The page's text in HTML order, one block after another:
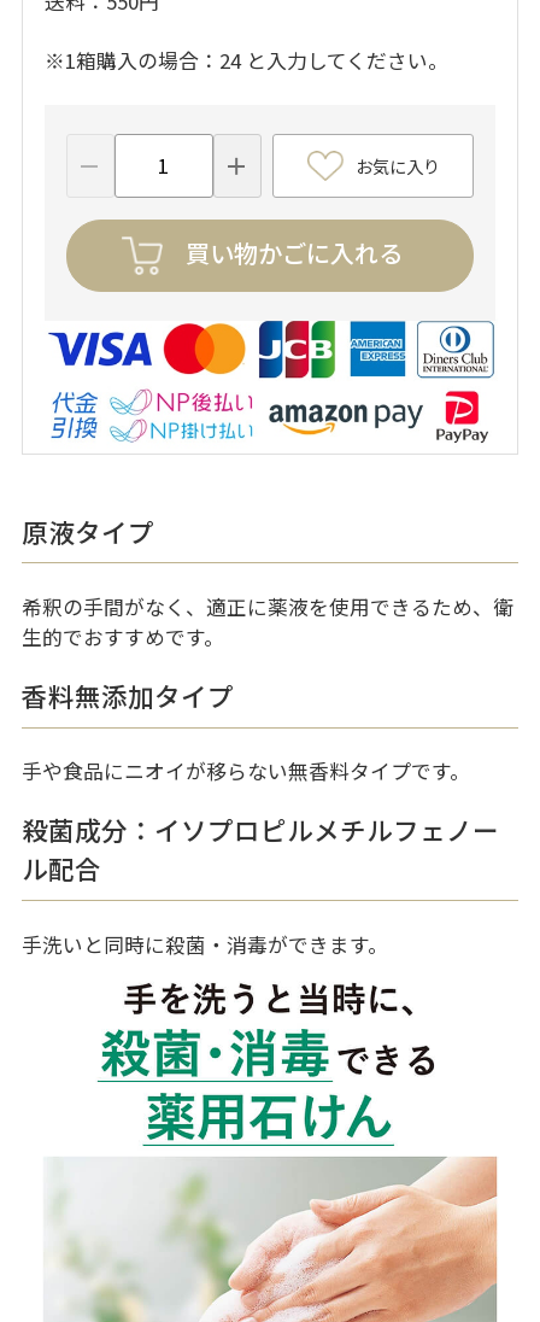
※1箱購入の場合：24 と入力してください。
お気に入り
買い物かごに入れる
原液タイプ
希釈の手間がなく、適正に薬液を使用できるため、衛
生的でおすすめです。
香料無添加タイプ
手や食品にニオイが移らない無香料タイプです。
殺菌成分：イソプロピルメチルフェノー
ル配合
手洗いと同時に殺菌・消毒ができます。